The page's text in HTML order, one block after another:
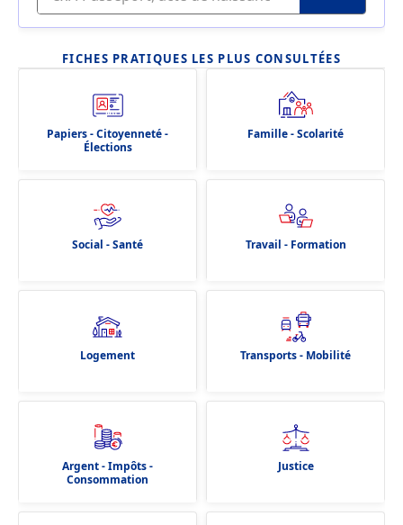
FICHES PRATIQUES LES PLUS CONSULTÉES
Papiers - Citoyenneté -
Élections
Famille - Scolarité
Social - Santé Travail - Formation
Logement Transports - Mobilité
Argent - Impôts -
Consommation
Justice